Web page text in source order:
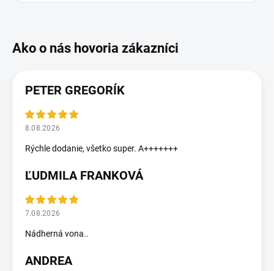
PETER GREGORÍK
8.08.2026
Rýchle dodanie, všetko super. A+++++++
ĽUDMILA FRANKOVÁ
7.08.2026
Nádherná vona..
ANDREA